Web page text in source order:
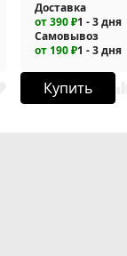
Доставка
от 390 ₽1 - 3 дня
Самовывоз
от 190 ₽1 - 3 дня
Купить